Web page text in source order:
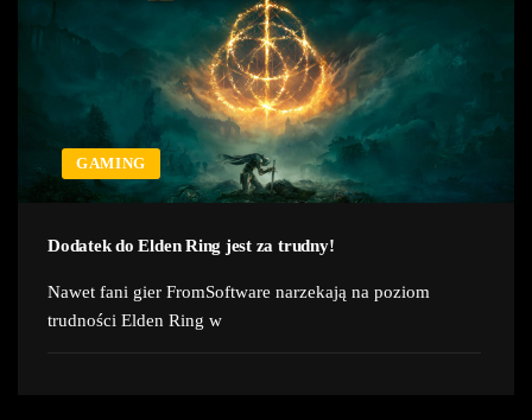
GAMING
Dodatek do Elden Ring jest za trudny!
Nawet fani gier FromSoftware narzekają na poziom
trudności Elden Ring w